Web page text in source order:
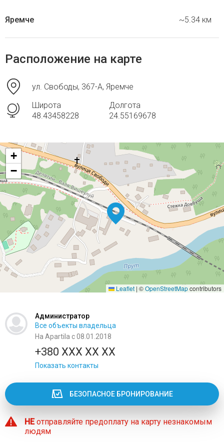
Яремче ~5.34 км
Расположение на карте
ул. Свободы, 367-А, Яремче
Широта
48.43458228
Долгота
24.55169678
+
−
Leaflet | ©OpenStreetMapcontributors
Администратор
Все объекты владельца
На Apartila с 08.01.2018
+380 XXX XX XX
Показать контакты
БЕЗОПАСНОЕ БРОНИРОВАНИЕ
НЕотправляйте предоплату на карту незнакомым
людям